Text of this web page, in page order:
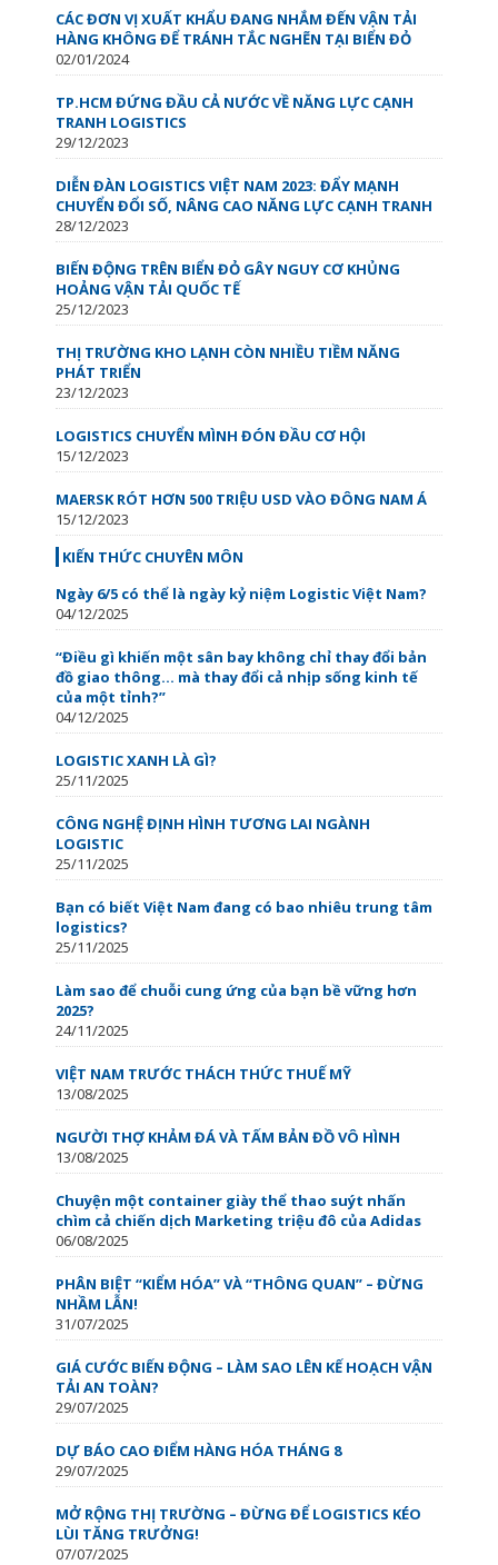
CÁC ĐƠN VỊ XUẤT KHẨU ĐANG NHẮM ĐẾN VẬN TẢI
HÀNG KHÔNG ĐỂ TRÁNH TẮC NGHẼN TẠI BIỂN ĐỎ
02/01/2024
TP.HCM ĐỨNG ĐẦU CẢ NƯỚC VỀ NĂNG LỰC CẠNH
TRANH LOGISTICS
29/12/2023
DIỄN ĐÀN LOGISTICS VIỆT NAM 2023: ĐẨY MẠNH
CHUYỂN ĐỔI SỐ, NÂNG CAO NĂNG LỰC CẠNH TRANH
28/12/2023
BIẾN ĐỘNG TRÊN BIỂN ĐỎ GÂY NGUY CƠ KHỦNG
HOẢNG VẬN TẢI QUỐC TẾ
25/12/2023
THỊ TRƯỜNG KHO LẠNH CÒN NHIỀU TIỀM NĂNG
PHÁT TRIỂN
23/12/2023
LOGISTICS CHUYỂN MÌNH ĐÓN ĐẦU CƠ HỘI
15/12/2023
MAERSK RÓT HƠN 500 TRIỆU USD VÀO ĐÔNG NAM Á
15/12/2023
KIẾN THỨC CHUYÊN MÔN
Ngày 6/5 có thể là ngày kỷ niệm Logistic Việt Nam?
04/12/2025
“Điều gì khiến một sân bay không chỉ thay đổi bản
đồ giao thông… mà thay đổi cả nhịp sống kinh tế
của một tỉnh?”
04/12/2025
LOGISTIC XANH LÀ GÌ?
25/11/2025
CÔNG NGHỆ ĐỊNH HÌNH TƯƠNG LAI NGÀNH
LOGISTIC
25/11/2025
Bạn có biết Việt Nam đang có bao nhiêu trung tâm
logistics?
25/11/2025
Làm sao để chuỗi cung ứng của bạn bề vững hơn
2025?
24/11/2025
VIỆT NAM TRƯỚC THÁCH THỨC THUẾ MỸ
13/08/2025
NGƯỜI THỢ KHẢM ĐÁ VÀ TẤM BẢN ĐỒ VÔ HÌNH
13/08/2025
Chuyện một container giày thể thao suýt nhấn
chìm cả chiến dịch Marketing triệu đô của Adidas
06/08/2025
PHÂN BIỆT “KIỂM HÓA” VÀ “THÔNG QUAN” – ĐỪNG
NHẦM LẪN!
31/07/2025
GIÁ CƯỚC BIẾN ĐỘNG – LÀM SAO LÊN KẾ HOẠCH VẬN
TẢI AN TOÀN?
29/07/2025
DỰ BÁO CAO ĐIỂM HÀNG HÓA THÁNG 8
29/07/2025
MỞ RỘNG THỊ TRƯỜNG – ĐỪNG ĐỂ LOGISTICS KÉO
LÙI TĂNG TRƯỞNG!
07/07/2025